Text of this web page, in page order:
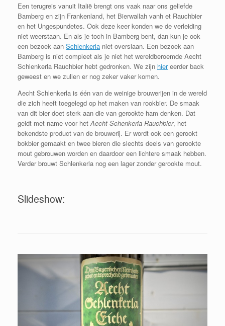
Een terugreis vanuit Italië brengt ons vaak naar ons geliefde
Bamberg en zijn Frankenland, het Bierwallah vanh et Rauchbier
en het Ungespundetes. Ook deze keer konden we de verleiding
niet weerstaan. En als je toch in Bamberg bent, dan kun je ook
een bezoek aan Schlenkerla niet overslaan. Een bezoek aan
Bamberg is niet compleet als je niet het wereldberoemde Aecht
Schlenkerla Rauchbier hebt gedronken. We zijn hiereerder back
geweest en we zullen er nog zeker vaker komen.
Aecht Schlenkerla is één van de weinige brouwerijen in de wereld
die zich heeft toegelegd op het maken van rookbier. De smaak
van dit bier doet sterk aan die van gerookte ham denken. Dat
geldt met name voor het Aecht Schenkerla Rauchbier, het
bekendste product van de brouwerij. Er wordt ook een gerookt
bokbier gemaakt en twee bieren die slechts deels van gerookte
mout gebrouwen worden en daardoor een lichtere smaak hebben.
Verder brouwt Schlenkerla nog een lager zonder gerookte mout.
Slideshow: